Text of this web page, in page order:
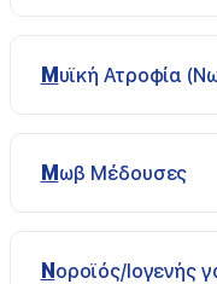
Μυϊκή Ατροφία
Μωβ Μέδουσες
Νοροϊός/Ιογενής